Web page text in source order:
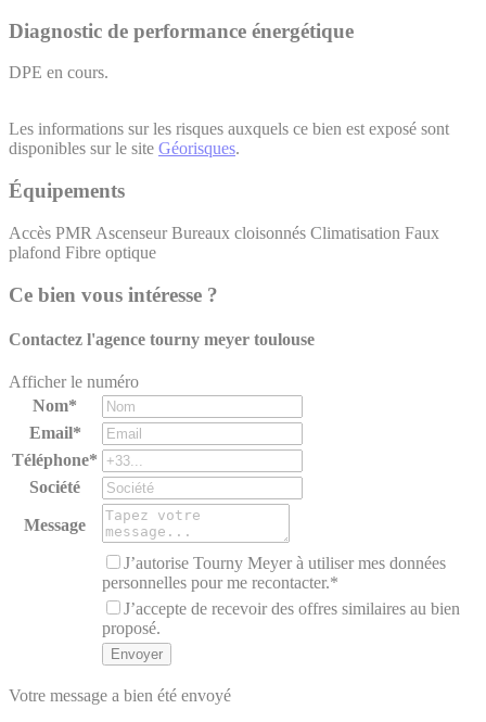
Diagnostic de performance énergétique
DPE en cours.
Les informations sur les risques auxquels ce bien est exposé sont
disponibles sur le site Géorisques.
Équipements
Accès PMR Ascenseur Bureaux cloisonnés Climatisation Faux
plafond Fibre optique
Ce bien vous intéresse ?
Contactez l'agence tourny meyer toulouse
Afficher le numéro
Nom*
Email*
Téléphone*
Société
Message
J’autorise Tourny Meyer à utiliser mes données
personnelles pour me recontacter.*
J’accepte de recevoir des offres similaires au bien
proposé.
Votre message a bien été envoyé